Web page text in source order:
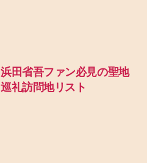
浜田省吾ファン必見の聖地
巡礼訪問地リスト